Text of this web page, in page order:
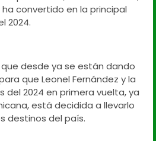
ha convertido en la principal
2024.
desde ya se están dando
que Leonel Fernández y la
del 2024 en primera vuelta, ya
está decidida a llevarlo
destinos del país.